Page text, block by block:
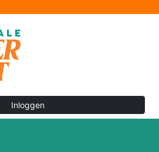
Inloggen